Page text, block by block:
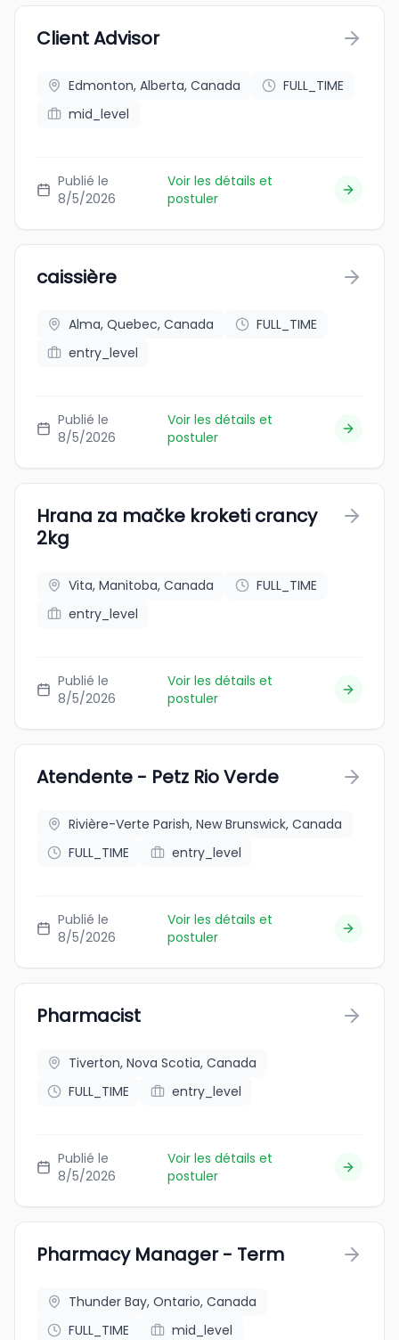
Client Advisor
Edmonton, Alberta, Canada
FULL_TIME
mid_level
Publié le
8/5/2026
Voir les détails et
postuler
caissière
Alma, Quebec, Canada
FULL_TIME
entry_level
Publié le
8/5/2026
Voir les détails et
postuler
Hrana za mačke kroketi crancy
2kg
Vita, Manitoba, Canada
FULL_TIME
entry_level
Publié le
8/5/2026
Voir les détails et
postuler
Atendente - Petz Rio Verde
Rivière-Verte Parish, New Brunswick, Canada
FULL_TIME
entry_level
Publié le
8/5/2026
Voir les détails et
postuler
Pharmacist
Tiverton, Nova Scotia, Canada
FULL_TIME
entry_level
Publié le
8/5/2026
Voir les détails et
postuler
Pharmacy Manager - Term
Thunder Bay, Ontario, Canada
FULL_TIME
mid_level